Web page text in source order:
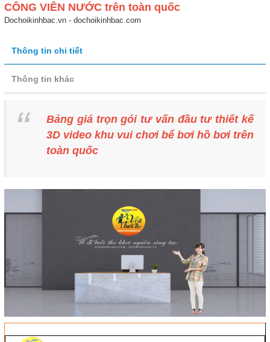
CÔNG VIÊN NƯỚC trên toàn quốc
Dochoikinhbac.vn - dochoikinhbac.com
Thông tin chi tiết
Thông tin khác
Bảng giá trọn gói tư vấn đầu tư thiết kế
3D video khu vui chơi bể bơi hồ bơi trên
toàn quốc